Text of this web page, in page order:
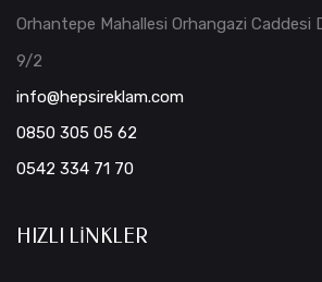
Orhantepe Mahallesi Orhangazi Caddesi
9/2
info@hepsireklam.com
0850 305 05 62
0542 334 71 70
HIZLI LINKLER